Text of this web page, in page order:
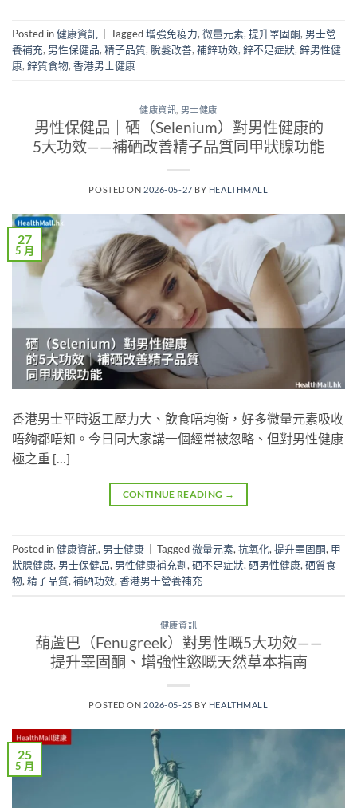
Posted in健康資訊 Tagged增強免疫力, 微量元素, 提升睪固酮, 男士營
養補充, 男性保健品, 精子品質, 脫髮改善, 補鋅功效, 鋅不足症狀, 鋅男性健
康, 鋅質食物, 香港男士健康
健康資訊 男士健康
男性保健品｜硒（Selenium）對男性健康的
5大功效——補硒改善精子品質同甲狀腺功能
POSTED ON 2026-05-27 BY HEALTHMALL
27
5 月
香港男士平時返工壓力大、飲食唔均衡，好多微量元素吸收
唔夠都唔知。今日同大家講一個經常被忽略、但對男性健康
極之重 […]
CONTINUE READING →
Posted in健康資訊, 男士健康 Tagged微量元素, 抗氧化, 提升睪固酮, 甲
狀腺健康, 男士保健品, 男性健康補充劑, 硒不足症狀, 硒男性健康, 硒質食
物, 精子品質, 補硒功效, 香港男士營養補充
健康資訊
葫蘆巴（Fenugreek）對男性嘅5大功效——
提升睪固酮、增強性慾嘅天然草本指南
POSTED ON 2026-05-25 BY HEALTHMALL
25
5 月